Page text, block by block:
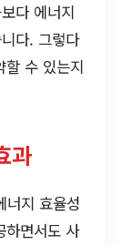
다 에너지
다. 그렇다
할 수 있는지
과
너지 효율성
하면서도 사